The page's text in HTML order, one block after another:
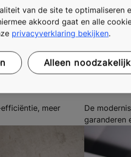
meer
De
garanderen
van de site te optimaliseren
akkoord gaat en alle
privacyverklaring bekijken.
Alleen